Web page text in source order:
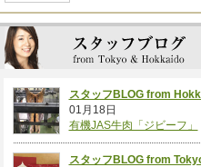
スタッフBLOG from
01月18日
有機JAS牛肉「ジビーフ」
スタッフBLOG from